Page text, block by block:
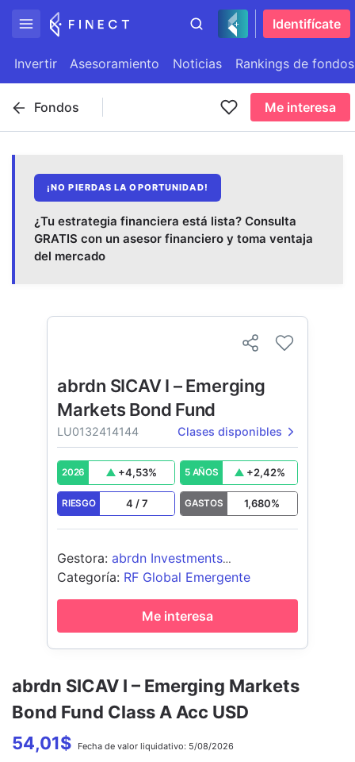
Identifícate
Invertir Asesoramiento Noticias Rankings de fondos
Fondos Me interesa
¡NO PIERDAS LA OPORTUNIDAD!
¿Tu estrategia financiera está lista? Consulta
GRATIS con un asesor financiero y toma ventaja
del mercado
abrdn SICAV I – Emerging Markets
Bond Fund Class A Acc USD
54,01$ Fecha de valor liquidativo: 5/08/2026
abrdn SICAV I – Emerging
Markets Bond Fund
LU0132414144 Clases disponibles
2026 +4,53% 5 AÑOS +2,42%
RIESGO 4 /7 GASTOS 1,680%
Gestora: abrdn Investments
Luxembourg S.A.
Categoría: RF Global Emergente
Me interesa